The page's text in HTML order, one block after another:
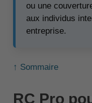
ou une
aux individus
entreprise.
↑ Sommaire
RC Pro